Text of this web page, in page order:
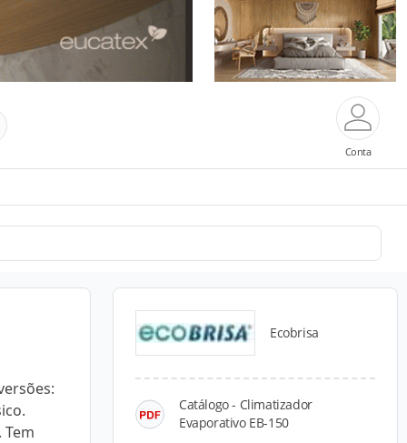
Conta
Ecobrisa
Catálogo - Climatizador
Evaporativo EB-150